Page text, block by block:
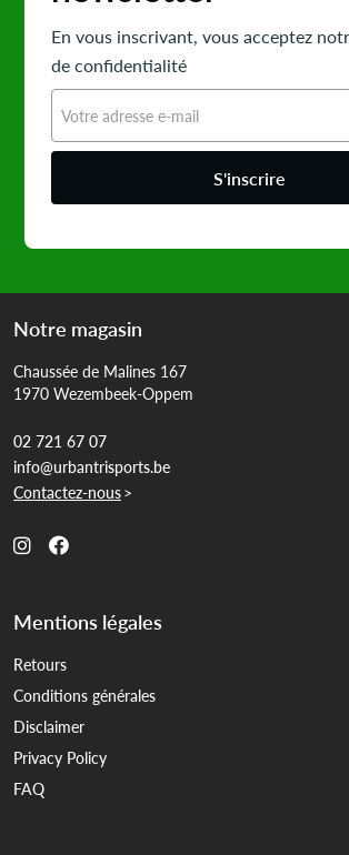
En vous inscrivant, vous acceptez
de confidentialité
S'inscrire
Notre magasin
Chaussée de Malines 167
1970 Wezembeek-Oppem
02 721 67 07
info@urbantrisports.be
Contactez-nous>
Mentions légales
Retours
Conditions générales
Disclaimer
Privacy Policy
FAQ